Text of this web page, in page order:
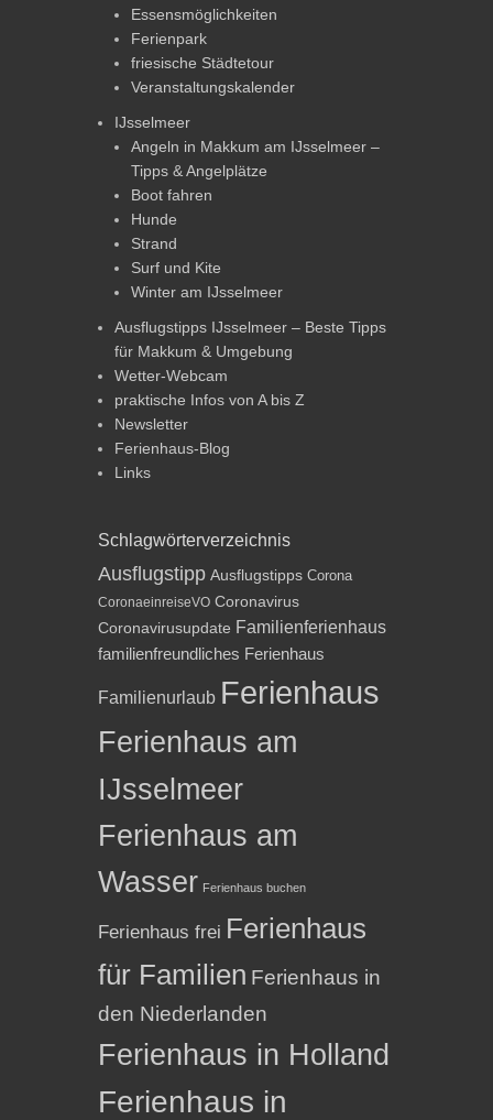
Essensmöglichkeiten
Ferienpark
friesische Städtetour
Veranstaltungskalender
IJsselmeer
Angeln in Makkum am IJsselmeer –
Tipps & Angelplätze
Boot fahren
Hunde
Strand
Surf und Kite
Winter am IJsselmeer
Ausflugstipps IJsselmeer – Beste Tipps
für Makkum & Umgebung
Wetter-Webcam
praktische Infos von A bis Z
Newsletter
Ferienhaus-Blog
Links
Schlagwörterverzeichnis
Ausflugstipp Ausflugstipps Corona
CoronaeinreiseVO Coronavirus
Coronavirusupdate Familienferienhaus
familienfreundliches Ferienhaus
Familienurlaub Ferienhaus
Ferienhaus am
IJsselmeer
Ferienhaus am
Wasser Ferienhaus buchen
Ferienhaus frei Ferienhaus
für Familien Ferienhaus in
den Niederlanden
Ferienhaus in Holland
Ferienhaus in